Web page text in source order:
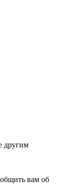
другим
вам об